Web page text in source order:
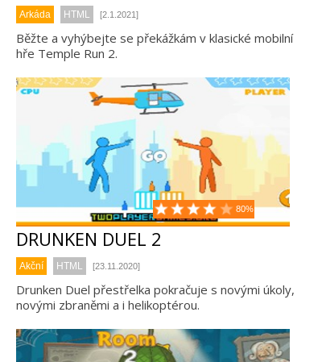
Arkáda HTML [2.1.2021]
Běžte a vyhýbejte se překážkám v klasické mobilní
hře Temple Run 2.
80%
DRUNKEN DUEL 2
Akční HTML [23.11.2020]
Drunken Duel přestřelka pokračuje s novými úkoly,
novými zbraněmi a i helikoptérou.